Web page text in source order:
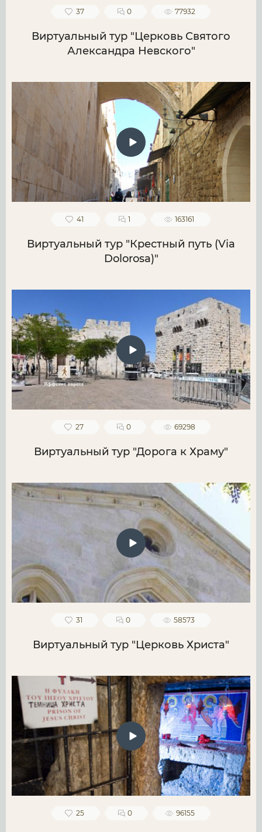
37 0 77932
Виртуальный тур "Церковь Святого
Александра Невского"
41 1 163161
Виртуальный тур "Крестный путь (Via
Dolorosa)"
27 0 69298
Виртуальный тур "Дорога к Храму"
31 0 58573
Виртуальный тур "Церковь Христа"
25 0 96155